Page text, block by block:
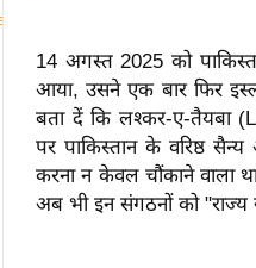
14 अगस्त 2025 को
आया, उसने एक बार फिर
बता दें कि लश्कर-ए-तैयबा
पर पाकिस्तान के वरिष्ठ सैन्य
करना न केवल चौंकाने वाला
अब भी इन संगठनों को "राज्य